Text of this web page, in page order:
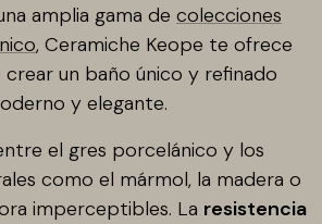
amplia gama de colecciones
, Ceramiche Keope te ofrece
un baño único y refinado
y elegante.
el gres porcelánico y los
como el mármol, la madera o
imperceptibles. La resistencia